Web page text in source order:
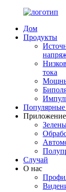
Дом
Продукты
тока
Приложение
Случай
О нас